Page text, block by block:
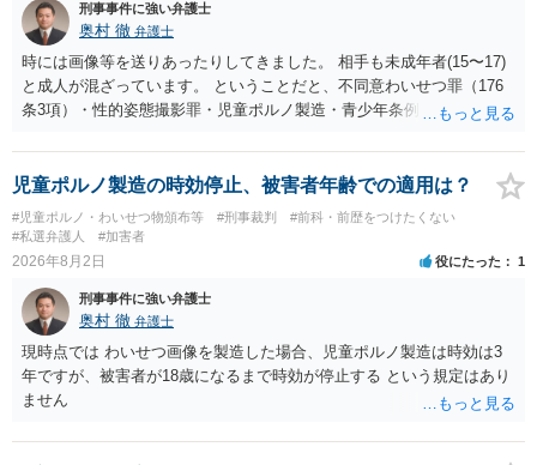
刑事事件に強い弁護士
奥村 徹 弁護士
時には画像等を送りあったりしてきました。 相手も未成年者(15〜17)
と成人が混ざっています。 ということだと、不同意わいせつ罪（176
条3項）・性的姿態撮影罪・児童ポルノ製造・青少年条例違反（わいせ
で、警察にバレれば、それなりの捜査を受けるでしょう。
児童ポルノ製造の時効停止、被害者年齢での適用は？
#児童ポルノ・わいせつ物頒布等 #刑事裁判
#前科・前歴をつけたくない
#私選弁護人
#加害者
2026年8月2日 役にたった 1
刑事事件に強い弁護士
奥村 徹 弁護士
現時点では わいせつ画像を製造した場合、児童ポルノ製造は時効は3
年ですが、被害者が18歳になるまで時効が停止する という規定はあり
ません